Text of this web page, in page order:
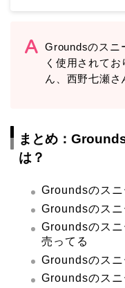
Groundsのスニ
く使用されて
ん、西野七瀬さ
まとめ：
は？
Groundsのス
Groundsのス
Groundsのス
売ってる
Groundsのス
Groundsのス